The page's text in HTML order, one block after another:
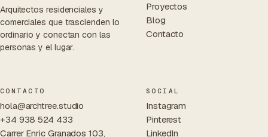
Arquitectos residenciales y
comerciales que trascienden lo
ordinario y conectan con las
personas y el lugar.
Proyectos
Blog
Contacto
CONTACTO
hola@archtree.studio
+34 938 524 433
Carrer Enric Granados 103,
SOCIAL
Instagram
Pinterest
LinkedIn